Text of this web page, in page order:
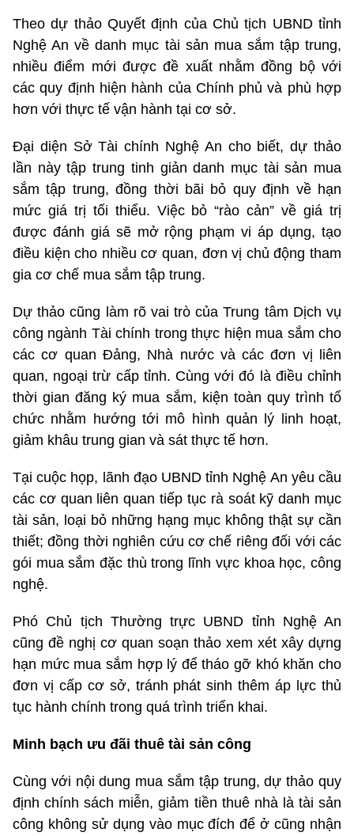
Theo dự thảo Quyết định của Chủ tịch UBND tỉnh
Nghệ An về danh mục tài sản mua sắm tập trung,
nhiều điểm mới được đề xuất nhằm đồng bộ với
các quy định hiện hành của Chính phủ và phù hợp
hơn với thực tế vận hành tại cơ sở.
Đại diện Sở Tài chính Nghệ An cho biết, dự thảo
lần này tập trung tinh giản danh mục tài sản mua
sắm tập trung, đồng thời bãi bỏ quy định về hạn
mức giá trị tối thiểu. Việc bỏ “rào cản” về giá trị
được đánh giá sẽ mở rộng phạm vi áp dụng, tạo
điều kiện cho nhiều cơ quan, đơn vị chủ động tham
gia cơ chế mua sắm tập trung.
Dự thảo cũng làm rõ vai trò của Trung tâm Dịch vụ
công ngành Tài chính trong thực hiện mua sắm cho
các cơ quan Đảng, Nhà nước và các đơn vị liên
quan, ngoại trừ cấp tỉnh. Cùng với đó là điều chỉnh
thời gian đăng ký mua sắm, kiện toàn quy trình tổ
chức nhằm hướng tới mô hình quản lý linh hoạt,
giảm khâu trung gian và sát thực tế hơn.
Tại cuộc họp, lãnh đạo UBND tỉnh Nghệ An yêu cầu
các cơ quan liên quan tiếp tục rà soát kỹ danh mục
tài sản, loại bỏ những hạng mục không thật sự cần
thiết; đồng thời nghiên cứu cơ chế riêng đối với các
gói mua sắm đặc thù trong lĩnh vực khoa học, công
nghệ.
Phó Chủ tịch Thường trực UBND tỉnh Nghệ An
cũng đề nghị cơ quan soạn thảo xem xét xây dựng
hạn mức mua sắm hợp lý để tháo gỡ khó khăn cho
đơn vị cấp cơ sở, tránh phát sinh thêm áp lực thủ
tục hành chính trong quá trình triển khai.
Minh bạch ưu đãi thuê tài sản công
Cùng với nội dung mua sắm tập trung, dự thảo quy
định chính sách miễn, giảm tiền thuê nhà là tài sản
công không sử dụng vào mục đích để ở cũng nhận